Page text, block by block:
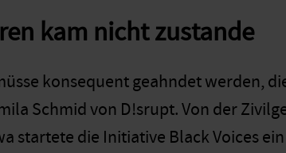
kam nicht zustande
konsequent geahndet werden,
Schmid von D!srupt. Von der
startete die Initiative Black Voices